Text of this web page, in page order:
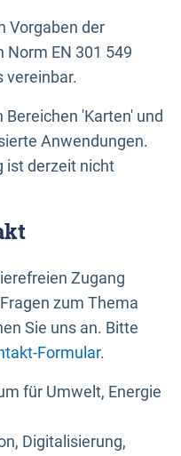
Vorgaben der
EN 301 549
vereinbar.
'Karten' und
Anwendungen.
ist derzeit nicht
Zugang
zum Thema
Sie uns an. Bitte
Formular.
für Umwelt, Energie
Digitalisierung,